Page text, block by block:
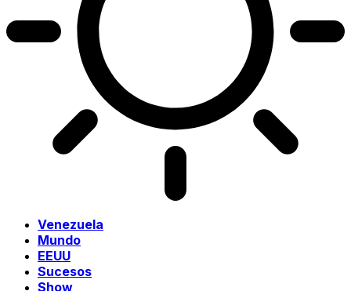
Venezuela
Mundo
EEUU
Sucesos
Show